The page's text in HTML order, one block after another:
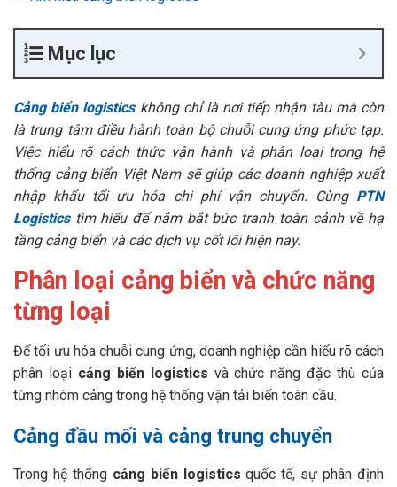
Mục lục
Cảng biển logistics không chỉ là nơi tiếp nhận tàu mà còn
là trung tâm điều hành toàn bộ chuỗi cung ứng phức tạp.
Việc hiểu rõ cách thức vận hành và phân loại trong hệ
thống cảng biển Việt Nam sẽ giúp các doanh nghiệp xuất
nhập khẩu tối ưu hóa chi phí vận chuyển. Cùng PTN
Logisticstìm hiểu để nắm bắt bức tranh toàn cảnh về hạ
tầng cảng biển và các dịch vụ cốt lõi hiện nay.
Phân loại cảng biển và chức năng
từng loại
Để tối ưu hóa chuỗi cung ứng, doanh nghiệp cần hiểu rõ cách
phân loại cảng biển logistics và chức năng đặc thù của
từng nhóm cảng trong hệ thống vận tải biển toàn cầu.
Cảng đầu mối và cảng trung chuyển
Trong hệ thống cảng biển logistics quốc tế, sự phân định